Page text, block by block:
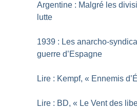
Argentine : Malgré les
lutte
1939 : Les anarcho-
guerre d’Espagne
Lire : Kempf, « Ennemis
Lire : BD, « Le Vent des